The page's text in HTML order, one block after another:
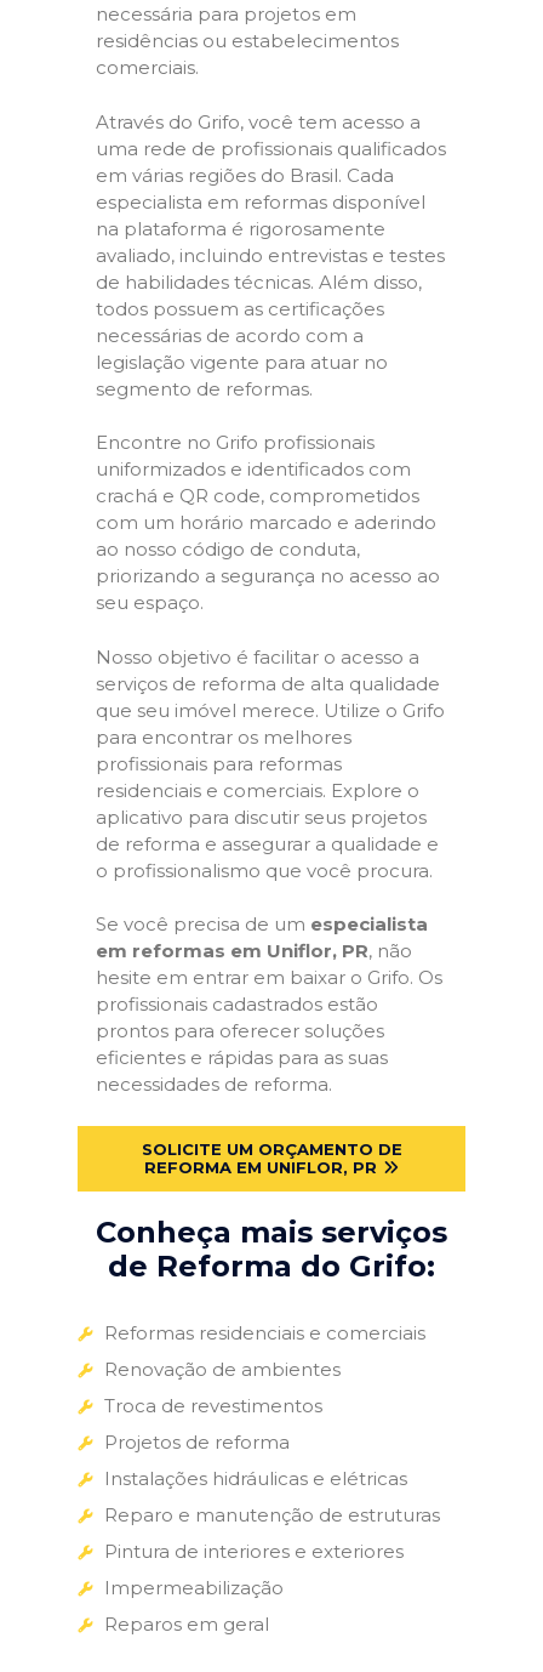
necessária para projetos em
residências ou estabelecimentos
comerciais.
Através do Grifo, você tem acesso a
uma rede de profissionais qualificados
em várias regiões do Brasil. Cada
especialista em reformas disponível
na plataforma é rigorosamente
avaliado, incluindo entrevistas e testes
de habilidades técnicas. Além disso,
todos possuem as certificações
necessárias de acordo com a
legislação vigente para atuar no
segmento de reformas.
Encontre no Grifo profissionais
uniformizados e identificados com
crachá e QR code, comprometidos
com um horário marcado e aderindo
ao nosso código de conduta,
priorizando a segurança no acesso ao
seu espaço.
Nosso objetivo é facilitar o acesso a
serviços de reforma de alta qualidade
que seu imóvel merece. Utilize o Grifo
para encontrar os melhores
profissionais para reformas
residenciais e comerciais. Explore o
aplicativo para discutir seus projetos
de reforma e assegurar a qualidade e
o profissionalismo que você procura.
Se você precisa de um especialista
em reformas em Uniflor, PR, não
hesite em entrar em baixar o Grifo. Os
profissionais cadastrados estão
prontos para oferecer soluções
eficientes e rápidas para as suas
necessidades de reforma.
SOLICITE UM ORÇAMENTO DE
REFORMA EM UNIFLOR, PR
Conheça mais serviços
de Reforma do Grifo:
Reformas residenciais e comerciais
Renovação de ambientes
Troca de revestimentos
Projetos de reforma
Instalações hidráulicas e elétricas
Reparo e manutenção de estruturas
Pintura de interiores e exteriores
Impermeabilização
Reparos em geral